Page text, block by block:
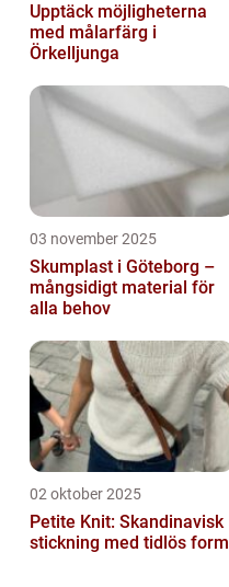
Upptäck möjligheterna
med målarfärg i
Örkelljunga
03 november 2025
Skumplast i Göteborg –
mångsidigt material för
alla behov
02 oktober 2025
Petite Knit: Skandinavisk
stickning med tidlös form